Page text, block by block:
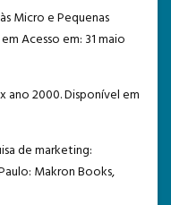
Micro e Pequenas
Acesso em: 31 maio
ano 2000. Disponível em
de marketing:
Makron Books,